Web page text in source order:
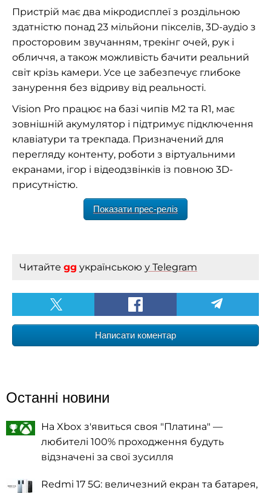
Пристрій має два мікродисплеї з роздільною
здатністю понад 23 мільйони пікселів, 3D-аудіо з
просторовим звучанням, трекінг очей, рук і
обличчя, а також можливість бачити реальний
світ крізь камери. Усе це забезпечує глибоке
занурення без відриву від реальності.
Vision Pro працює на базі чипів M2 та R1, має
зовнішній акумулятор і підтримує підключення
клавіатури та трекпада. Призначений для
перегляду контенту, роботи з віртуальними
екранами, ігор і відеодзвінків із повною 3D-
присутністю.
Показати прес-реліз
Читайте gg українською у Telegram
Написати коментар
Останні новини
На Xbox з'явиться своя "Платина" —
любителі 100% проходження будуть
відзначені за свої зусилля
Redmi 17 5G: величезний екран та батарея,